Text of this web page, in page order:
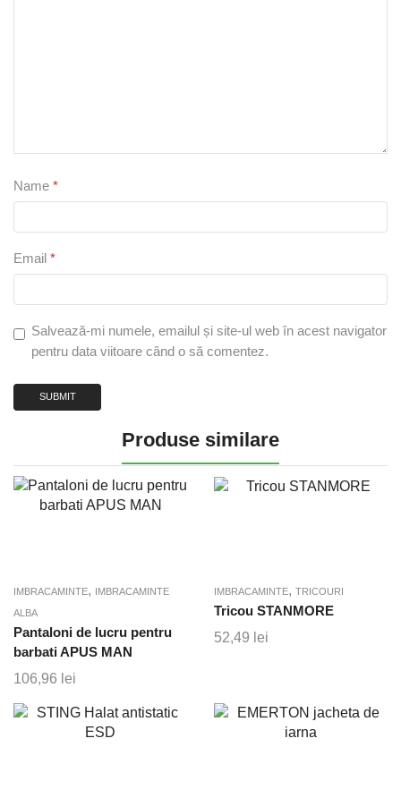
Name *
Email *
Salvează-mi numele, emailul și site-ul web în acest navigator
pentru data viitoare când o să comentez.
Produse similare
IMBRACAMINTE, IMBRACAMINTE
ALBA
Pantaloni de lucru pentru
barbati APUS MAN
106,96 lei
IMBRACAMINTE, TRICOURI
Tricou STANMORE
52,49 lei